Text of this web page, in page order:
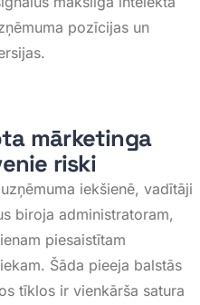
pozīcijas un
.
mārketinga
riski
iekšienē, vadītāji
biroja administratoram,
piesaistītam
. Šāda pieeja balstās
tīklos ir vienkārša satura